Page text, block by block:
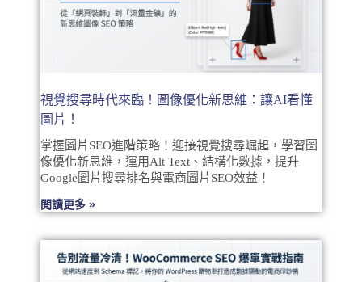
視覺搜尋時代來臨！圖像優化新思維：讓AI看懂
圖片！
掌握圖片SEO進階策略！迎接視覺搜尋崛起，學習圖
像優化新思維，運用Alt Text、結構化數據，提升
Google圖片搜尋排名與電商圖片SEO效益！
閱讀更多 »